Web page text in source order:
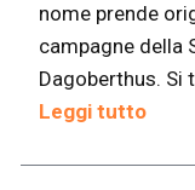
nome prende
campagne della
Dagoberthus. Si
Leggi tutto